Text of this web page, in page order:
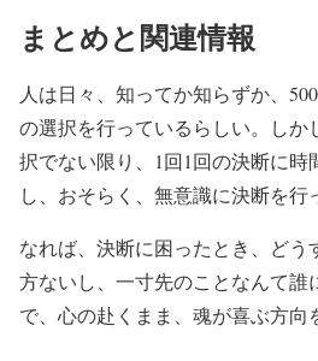
まとめと関連情報
人は日々、知ってか知らずか、
の選択を行っているらしい。しか
択でない限り、1回1回の決断に時
し、おそらく、無意識に決断を行
なれば、決断に困ったとき、ど
方ないし、一寸先のことなんて誰
で、心の赴くまま、魂が喜ぶ方向